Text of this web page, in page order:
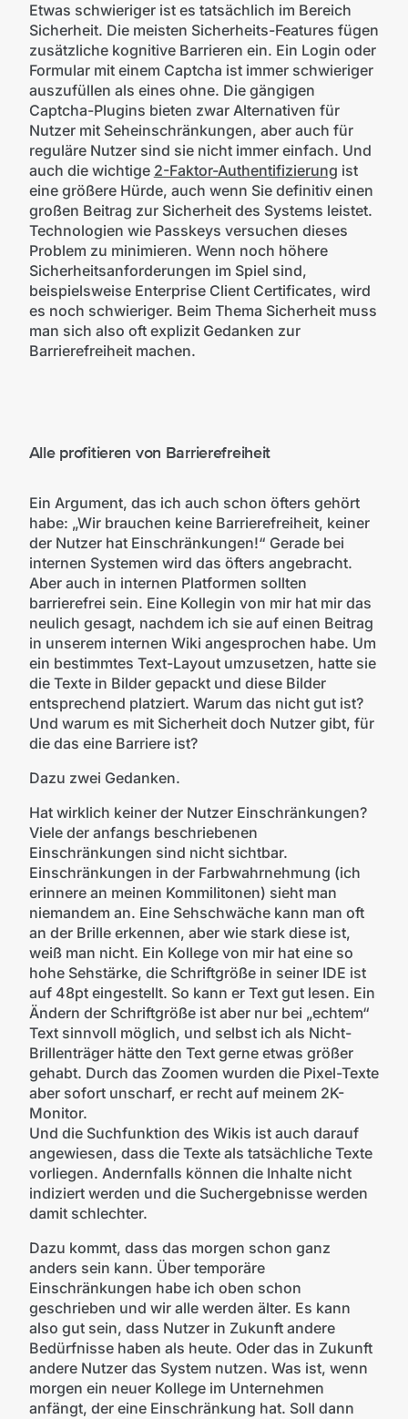
Etwas schwieriger ist es tatsächlich im Bereich
Sicherheit. Die meisten Sicherheits-Features fügen
zusätzliche kognitive Barrieren ein. Ein Login oder
Formular mit einem Captcha ist immer schwieriger
auszufüllen als eines ohne. Die gängigen
Captcha-Plugins bieten zwar Alternativen für
Nutzer mit Seheinschränkungen, aber auch für
reguläre Nutzer sind sie nicht immer einfach. Und
auch die wichtige 2-Faktor-Authentifizierung ist
eine größere Hürde, auch wenn Sie definitiv einen
großen Beitrag zur Sicherheit des Systems leistet.
Technologien wie Passkeys versuchen dieses
Problem zu minimieren. Wenn noch höhere
Sicherheitsanforderungen im Spiel sind,
beispielsweise Enterprise Client Certificates, wird
es noch schwieriger. Beim Thema Sicherheit muss
man sich also oft explizit Gedanken zur
Barrierefreiheit machen.
Alle profitieren von Barrierefreiheit
Ein Argument, das ich auch schon öfters gehört
habe: „Wir brauchen keine Barrierefreiheit, keiner
der Nutzer hat Einschränkungen!“ Gerade bei
internen Systemen wird das öfters angebracht.
Aber auch in internen Platformen sollten
barrierefrei sein. Eine Kollegin von mir hat mir das
neulich gesagt, nachdem ich sie auf einen Beitrag
in unserem internen Wiki angesprochen habe. Um
ein bestimmtes Text-Layout umzusetzen, hatte sie
die Texte in Bilder gepackt und diese Bilder
entsprechend platziert. Warum das nicht gut ist?
Und warum es mit Sicherheit doch Nutzer gibt, für
die das eine Barriere ist?
Dazu zwei Gedanken.
Hat wirklich keiner der Nutzer Einschränkungen?
Viele der anfangs beschriebenen
Einschränkungen sind nicht sichtbar.
Einschränkungen in der Farbwahrnehmung (ich
erinnere an meinen Kommilitonen) sieht man
niemandem an. Eine Sehschwäche kann man oft
an der Brille erkennen, aber wie stark diese ist,
weiß man nicht. Ein Kollege von mir hat eine so
hohe Sehstärke, die Schriftgröße in seiner IDE ist
auf 48pt eingestellt. So kann er Text gut lesen. Ein
Ändern der Schriftgröße ist aber nur bei „echtem“
Text sinnvoll möglich, und selbst ich als Nicht-
Brillenträger hätte den Text gerne etwas größer
gehabt. Durch das Zoomen wurden die Pixel-Texte
aber sofort unscharf, er recht auf meinem 2K-
Monitor.
Und die Suchfunktion des Wikis ist auch darauf
angewiesen, dass die Texte als tatsächliche Texte
vorliegen. Andernfalls können die Inhalte nicht
indiziert werden und die Suchergebnisse werden
damit schlechter.
Dazu kommt, dass das morgen schon ganz
anders sein kann. Über temporäre
Einschränkungen habe ich oben schon
geschrieben und wir alle werden älter. Es kann
also gut sein, dass Nutzer in Zukunft andere
Bedürfnisse haben als heute. Oder das in Zukunft
andere Nutzer das System nutzen. Was ist, wenn
morgen ein neuer Kollege im Unternehmen
anfängt, der eine Einschränkung hat. Soll dann